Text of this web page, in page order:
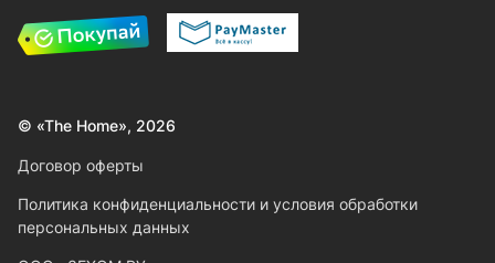
© «The Home», 2026
Договор оферты
Политика конфиденциальности и условия обработки
персональных данных